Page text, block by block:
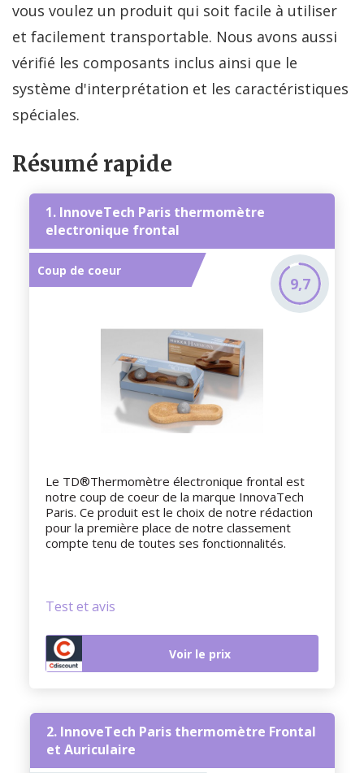
vous voulez un produit qui soit facile à utiliser
et facilement transportable. Nous avons aussi
vérifié les composants inclus ainsi que le
système d'interprétation et les caractéristiques
spéciales.
Résumé rapide
1. InnoveTech Paris thermomètre
electronique frontal
Coup de coeur
9,7
Le TD®Thermomètre électronique frontal est
notre coup de coeur de la marque InnovaTech
Paris. Ce produit est le choix de notre rédaction
pour la première place de notre classement
compte tenu de toutes ses fonctionnalités.
Test et avis
Voir le prix
2. InnoveTech Paris thermomètre Frontal
et Auriculaire